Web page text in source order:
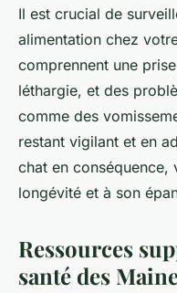
Il est crucial de
alimentation chez
comprennent une
léthargie, et des
comme des
restant vigilant et en
chat en conséquence,
longévité et à son
Ressources
santé des